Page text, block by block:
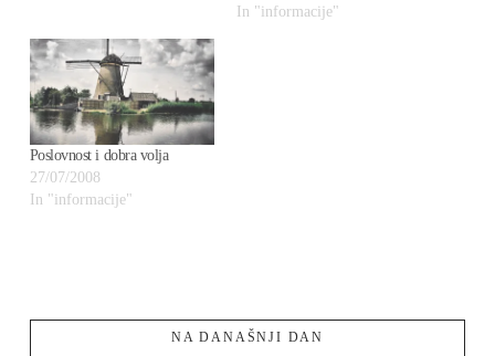
In "informacije"
Poslovnost i dobra volja
27/07/2008
In "informacije"
NA DANAŠNJI DAN